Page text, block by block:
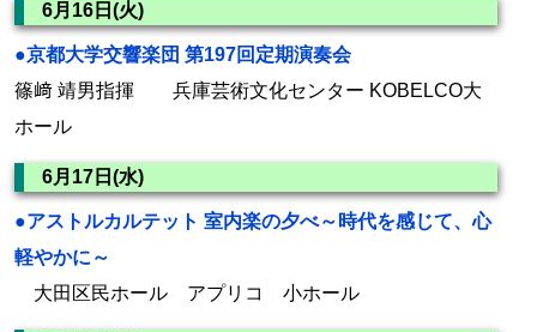
6月16日(火)
●京都大学交響楽団 第197回定期演奏会
篠﨑 靖男指揮 兵庫芸術文化センター KOBELCO大
ホール
6月17日(水)
●アストルカルテット 室内楽の夕べ～時代を感じて、心
軽やかに～
大田区民ホール アプリコ 小ホール